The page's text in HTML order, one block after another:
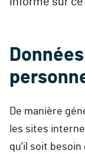
De manière
les sites
qu’il soit